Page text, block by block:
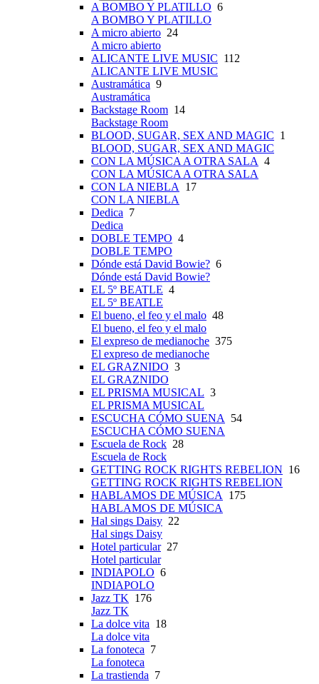
A BOMBO Y PLATILLO 6
A BOMBO Y PLATILLO
A micro abierto 24
A micro abierto
ALICANTE LIVE MUSIC 112
ALICANTE LIVE MUSIC
Austramática 9
Austramática
Backstage Room 14
Backstage Room
BLOOD, SUGAR, SEX AND MAGIC 1
BLOOD, SUGAR, SEX AND MAGIC
CON LA MÚSICA A OTRA SALA 4
CON LA MÚSICA A OTRA SALA
CON LA NIEBLA 17
CON LA NIEBLA
Dedica 7
Dedica
DOBLE TEMPO 4
DOBLE TEMPO
Dónde está David Bowie? 6
Dónde está David Bowie?
EL 5º BEATLE 4
EL 5º BEATLE
El bueno, el feo y el malo 48
El bueno, el feo y el malo
El expreso de medianoche 375
El expreso de medianoche
EL GRAZNIDO 3
EL GRAZNIDO
EL PRISMA MUSICAL 3
EL PRISMA MUSICAL
ESCUCHA CÓMO SUENA 54
ESCUCHA CÓMO SUENA
Escuela de Rock 28
Escuela de Rock
GETTING ROCK RIGHTS REBELION 16
GETTING ROCK RIGHTS REBELION
HABLAMOS DE MÚSICA 175
HABLAMOS DE MÚSICA
Hal sings Daisy 22
Hal sings Daisy
Hotel particular27
Hotel particular
INDIAPOLO 6
INDIAPOLO
Jazz TK 176
Jazz TK
La dolce vita 18
La dolce vita
La fonoteca 7
La fonoteca
La trastienda 7